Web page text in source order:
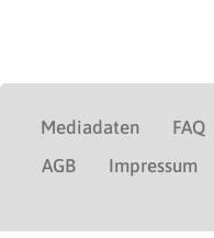
Mediadaten FAQ
AGB
Impressum